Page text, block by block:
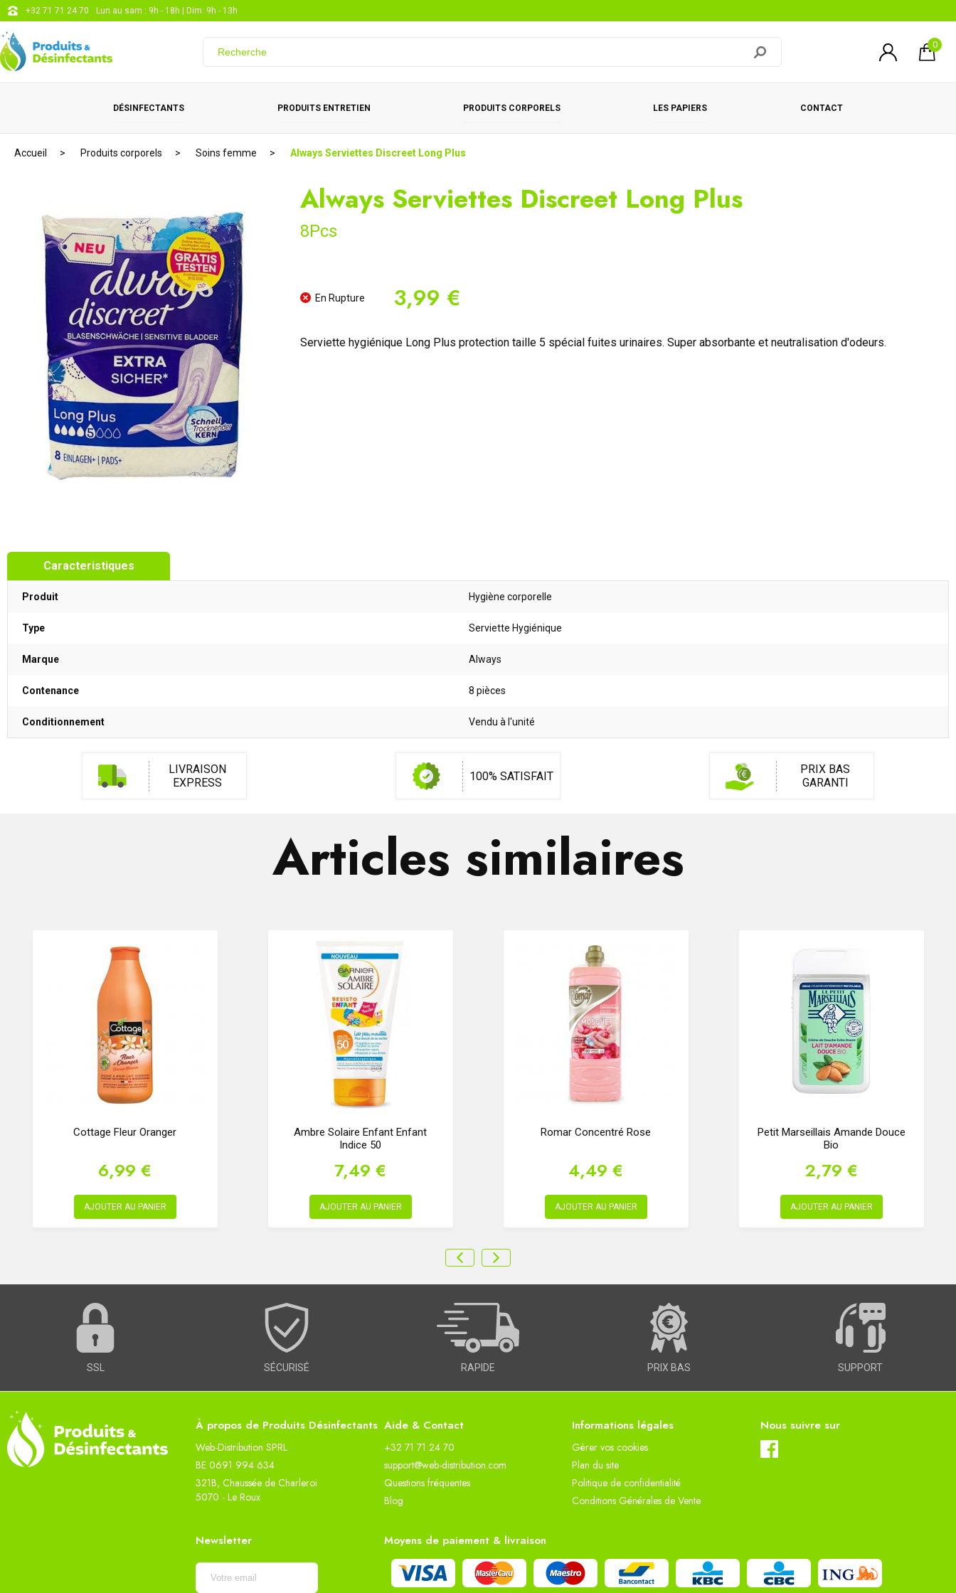
+32 71 71 24 70 Lun au sam : 9h - 18h | Dim: 9h - 13h
0
DÉSINFECTANTS PRODUITS ENTRETIEN PRODUITS CORPORELS LES PAPIERS CONTACT
Accueil Produits corporels Soins femme Always Serviettes Discreet Long Plus
Always Serviettes Discreet Long Plus
8Pcs
En Rupture 3,99 €
Serviette hygiénique Long Plus protection taille 5 spécial fuites urinaires. Super absorbante et neutralisation d'odeurs.
Caracteristiques
Produit Hygiène corporelle
Type Serviette Hygiénique
Marque Always
Contenance 8 pièces
Conditionnement Vendu à l'unité
LIVRAISON
EXPRESS
100% SATISFAIT
PRIX BAS
GARANTI
Articles similaires
Cottage Fleur Oranger
6,99 €
AJOUTER AU PANIER
Ambre Solaire Enfant Enfant
Indice 50
7,49 €
AJOUTER AU PANIER
Romar Concentré Rose
4,49 €
AJOUTER AU PANIER
Petit Marseillais Amande Douce
Bio
2,79 €
AJOUTER AU PANIER
SSL SÉCURISÉ RAPIDE PRIX BAS SUPPORT
À propos de Produits Désinfectants
Web-Distribution SPRL
BE 0691 994 634
321B, Chaussée de Charleroi
5070 - Le Roux
Aide & Contact
+32 71 71 24 70
support@web-distribution.com
Questions fréquentes
Blog
Informations légales
Gèrer vos cookies
Plan du site
Politique de confidentialité
Conditions Générales de Vente
Nous suivre sur
Newsletter Moyens de paiement & livraison